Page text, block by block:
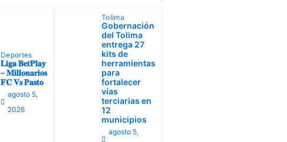
Deportes
𝐋𝐢𝐠𝐚 𝐁𝐞𝐭𝐏𝐥𝐚𝐲
– 𝐌𝐢𝐥𝐥𝐨𝐧𝐚𝐫𝐢𝐨𝐬
𝐅𝐂 𝐕𝐬 𝐏𝐚𝐬𝐭𝐨
agosto 5,
2026
Tolima
Gobernación
del Tolima
entrega 27
kits de
herramientas
para
fortalecer
vías
terciarias en
12
municipios
agosto 5,